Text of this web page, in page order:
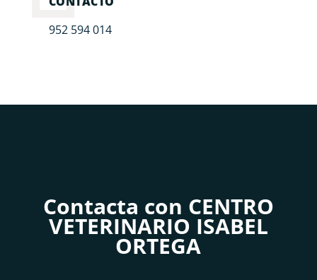
952 594 014
Contacta con CENTRO
VETERINARIO ISABEL
ORTEGA